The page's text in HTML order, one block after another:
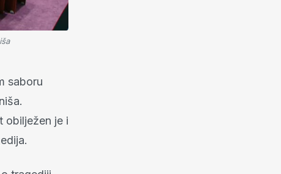
saboru
obilježen je i